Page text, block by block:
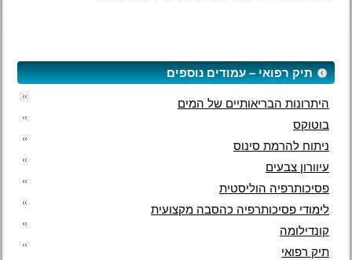
תיק רפואי – עמודים נוספים
היתרונות הבריאותיים של המים
בוטוקס
ניתוח להרמת סינוס
עיוורון צבעים
פסיכותרפיה הוליסטית
לימודי פסיכותרפיה כהסבה מקצועית
קונדילומה
תיק רפואי